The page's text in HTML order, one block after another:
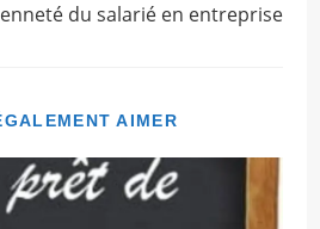
du salarié en entreprise
AIMER